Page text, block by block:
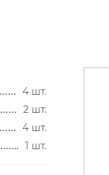
4 шт.
2 шт.
4 шт.
1 шт.